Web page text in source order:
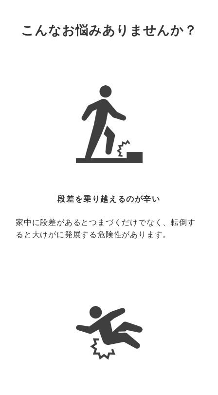
こんなお悩みありませんか？
段差を乗り越えるのが辛い
家中に段差があるとつまづくだけでなく、転倒す
ると大けがに発展する危険性があります。